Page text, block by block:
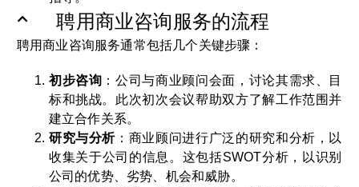
聘用商业咨询服务的流程
聘用商业咨询服务通常包括几个关键步骤：
初步咨询 ：公司与商业顾问会面，讨论其需求、目
标和挑战。此次初次会议帮助双方了解工作范围并
建立合作关系。
研究与分析 ：商业顾问进行广泛的研究和分析，以
收集关于公司的信息。这包括SWOT分析，以识别
公司的优势、劣势、机会和威胁。